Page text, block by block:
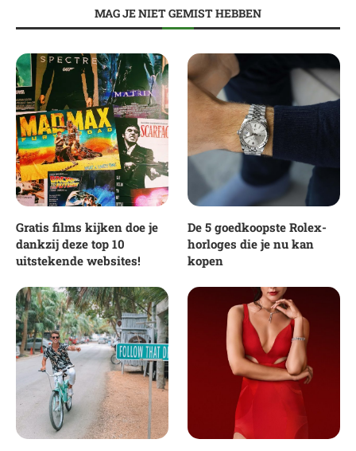
MAG JE NIET GEMIST HEBBEN
Gratis films kijken doe je
dankzij deze top 10
uitstekende websites!
De 5 goedkoopste Rolex-
horloges die je nu kan
kopen